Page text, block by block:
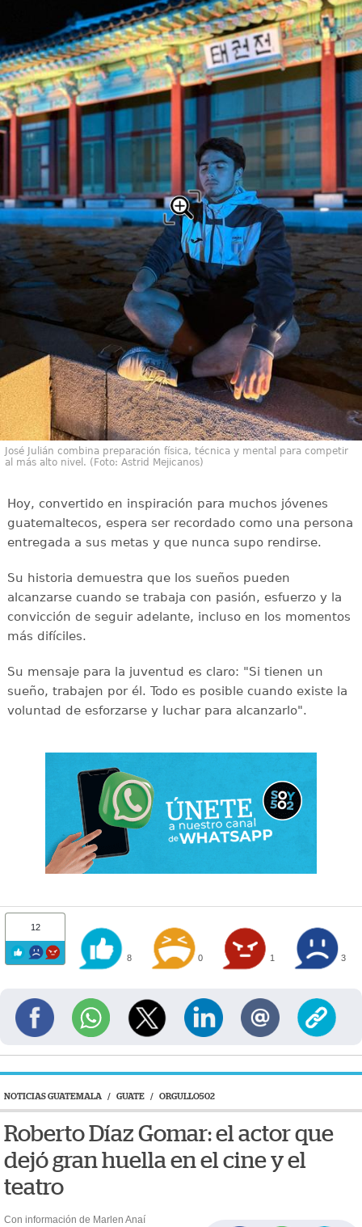
José Julián combina preparación física, técnica y mental para competir
al más alto nivel. (Foto: Astrid Mejicanos)
Hoy, convertido en inspiración para muchos jóvenes
guatemaltecos, espera ser recordado como una persona
entregada a sus metas y que nunca supo rendirse.
Su historia demuestra que los sueños pueden
alcanzarse cuando se trabaja con pasión, esfuerzo y la
convicción de seguir adelante, incluso en los momentos
más difíciles.
Su mensaje para la juventud es claro: "Si tienen un
sueño, trabajen por él. Todo es posible cuando existe la
voluntad de esforzarse y luchar para alcanzarlo".
12
8 0 1 3
NOTICIAS GUATEMALA / GUATE / ORGULLO502
Roberto Díaz Gomar: el actor que
dejó gran huella en el cine y el
teatro
Con información de Marlen Anaí